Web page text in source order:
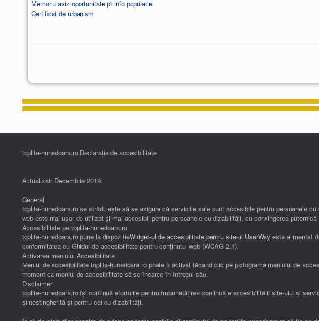
Memoriu aviz oportunitate pt info populatiei
Certificat de urbanism
Post navigation
toplita-hunedoara.ro Declarație de accesibilitate
Actualizat: Decembrie 2019.
General
toplita-hunedoara.ro se străduiește să se asigure că serviciile sale sunt accesibile pentru persoanele
web este mai ușor de utilizat și mai accesibil pentru persoanele cu dizabilități, cu convingerea
Accesibilitate pe toplita-hunedoara.ro
toplita-hunedoara.ro pune la dispozițieWidget-ul de accesibilitate pentru site-ul UserWay este alimentat
conformitatea cu Ghidul de accesibilitate pentru conținutul web (WCAG 2.1).
Activarea meniului Accesibilitate
Meniul de accesibilitate toplita-hunedoara.ro poate fi activat făcând clic pe pictograma meniului de
moment ca meniul de accesibilitate să se încarce în întregul său.
Disclaimer
toplita-hunedoara.ro își continuă eforturile pentru îmbunătățirea continuă a accesibilității site-ului și
și nestingherită și pentru cei cu dizabilități.